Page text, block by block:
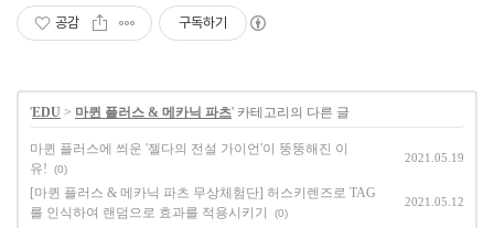
공감 구독하기
'EDU > 마퀸 플러스 & 메카닉 파츠' 카테고리의 다른 글
마퀸 플러스에 씌운 '젤다의 전설 가이언'이 뚱뚱해진 이
유!
(0)
2021.05.19
[마퀸 플러스 & 메카닉 파츠 무상체험단] 허스키렌즈로 TAG
를 인식하여 랜덤으로 효과를 적용시키기
(0)
2021.05.12